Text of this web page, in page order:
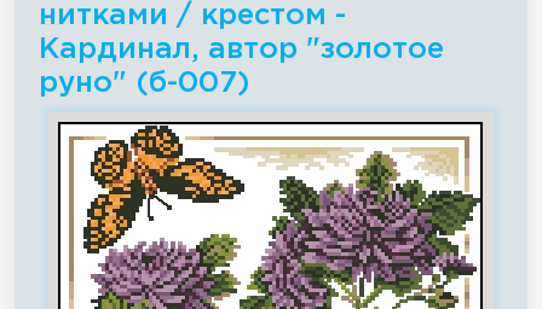
нитками / крестом -
Кардинал, автор "золотое
руно" (б-007)